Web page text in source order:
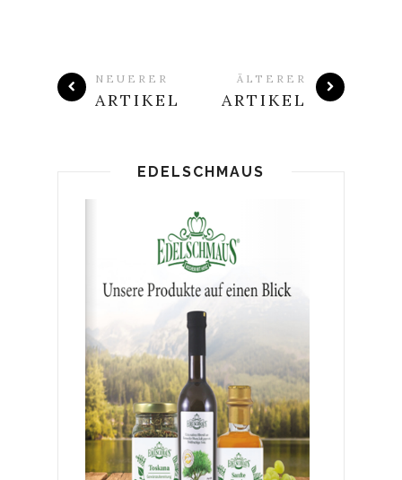
NEUERER
ARTIKEL
ÄLTERER
ARTIKEL
EDELSCHMAUS